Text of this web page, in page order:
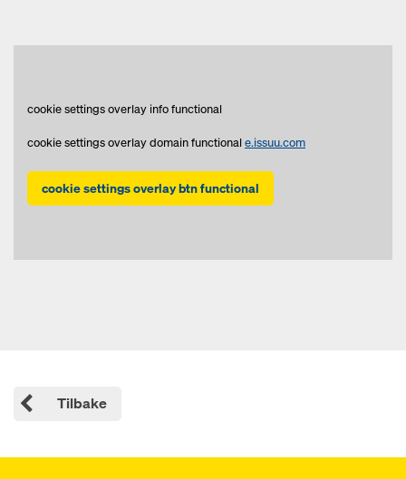
cookie settings overlay info functional
cookie settings overlay domain functionale.issuu.com
cookie settings overlay btn functional
Tilbake